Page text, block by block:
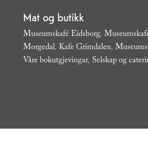
Mat og butikk
Museumskafé Eidsborg,
Morgedal, Kafe Grimdalen,
Våre bokutgjevingar, Selskap og